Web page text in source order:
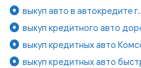
выкуп авто в автокредите
выкуп кредитного авто
выкуп кредитных авто
выкуп кредитных авто